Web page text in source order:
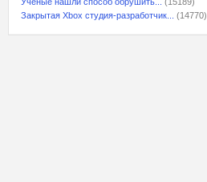
Закрытая Xbox студия-разработчик...
(14770)